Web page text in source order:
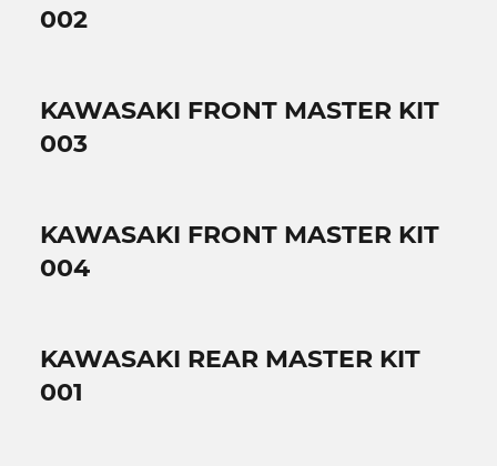
002
KAWASAKI FRONT MASTER KIT
003
KAWASAKI FRONT MASTER KIT
004
KAWASAKI REAR MASTER KIT
001